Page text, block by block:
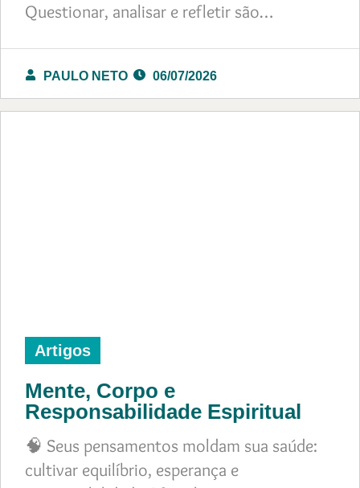
Questionar, analisar e refletir são…
PAULO NETO 06/07/2026
Artigos
Mente, Corpo e
Responsabilidade Espiritual
🧠 Seus pensamentos moldam sua saúde:
cultivar equilíbrio, esperança e